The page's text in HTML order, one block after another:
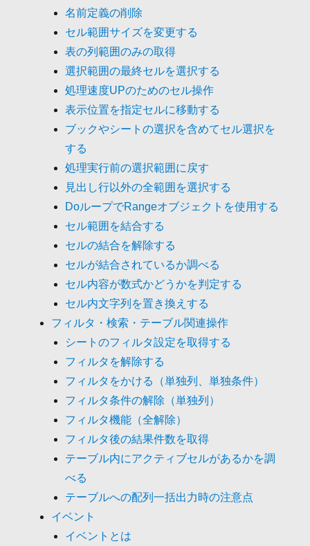
名前定義の削除
セル範囲サイズを変更する
表の列範囲のみの取得
選択範囲の最終セルを選択する
処理速度UPのためのセル操作
表示位置を指定セルに移動する
ブックやシートの選択を含めてセル選択を
する
処理実行前の選択範囲に戻す
見出し行以外の全範囲を選択する
DoループでRangeオブジェクトを使用する
セル範囲を結合する
セルの結合を解除する
セルが結合されているか調べる
セル内容が数式かどうかを判定する
セル内文字列を置き換えする
フィルタ・検索・テーブル関連操作
シートのフィルタ設定を取得する
フィルタを解除する
フィルタをかける（単独列、単独条件）
フィルタ条件の解除（単独列）
フィルタ機能（全解除）
フィルタ後の結果件数を取得
テーブル内にアクティブセルがあるかを調
べる
テーブルへの配列一括出力時の注意点
イベント
イベントとは